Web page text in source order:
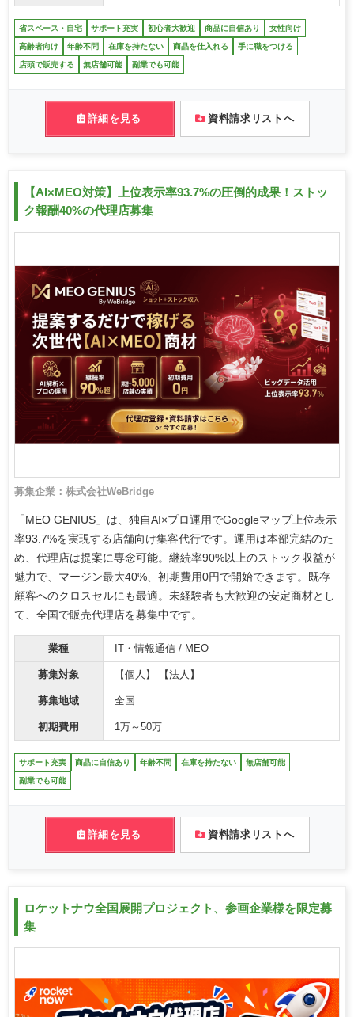
省スペース・自宅 サポート充実 初心者大歓迎 商品に自信あり 女性向け
高齢者向け 年齢不問 在庫を持たない 商品を仕入れる 手に職をつける
店頭で販売する 無店舗可能 副業でも可能
詳細を見る 資料請求リストへ
【AI×MEO対策】上位表示率93.7%の圧倒的成果！ストッ
ク報酬40%の代理店募集
募集企業：株式会社WeBridge
「MEO GENIUS」は、独自AI×プロ運用でGoogleマップ上位表示
率93.7%を実現する店舗向け集客代行です。運用は本部完結のた
め、代理店は提案に専念可能。継続率90%以上のストック収益が
魅力で、マージン最大40%、初期費用0円で開始できます。既存
顧客へのクロスセルにも最適。未経験者も大歓迎の安定商材とし
て、全国で販売代理店を募集中です。
業種 IT・情報通信 / MEO
募集対象 【個人】 【法人】
募集地域 全国
初期費用 1万～50万
サポート充実 商品に自信あり 年齢不問 在庫を持たない 無店舗可能
副業でも可能
詳細を見る 資料請求リストへ
ロケットナウ全国展開プロジェクト、参画企業様を限定募
集